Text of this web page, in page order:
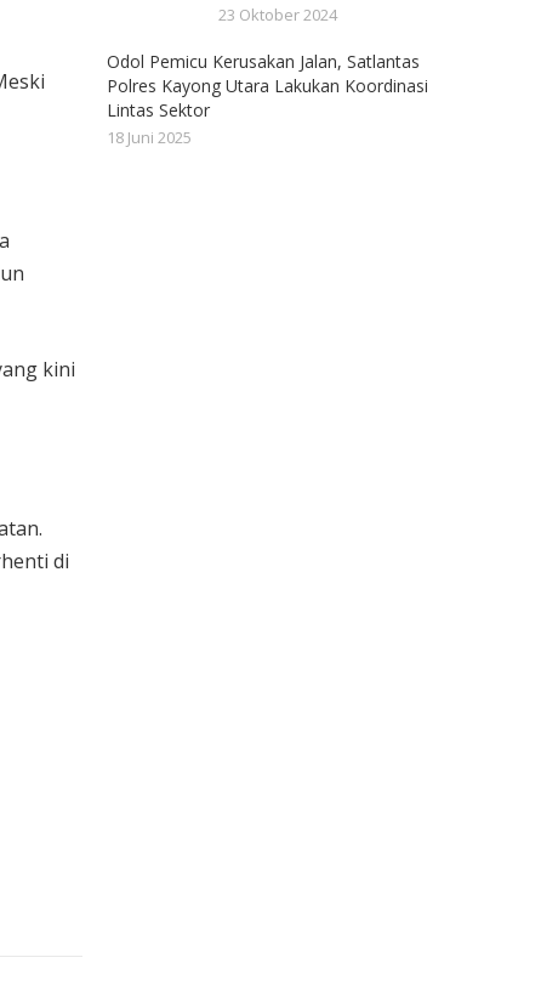
kini
di
23 Oktober 2024
Odol Pemicu Kerusakan Jalan, Satlantas
Polres Kayong Utara Lakukan Koordinasi
Lintas Sektor
18 Juni 2025